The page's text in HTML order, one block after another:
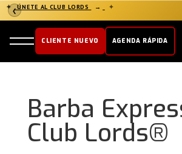
❮
✦ ÚNETE AL CLUB LORDS → ✦
CLIENTE NUEVO AGENDA RÁPIDA
Barba
Club Lords®️